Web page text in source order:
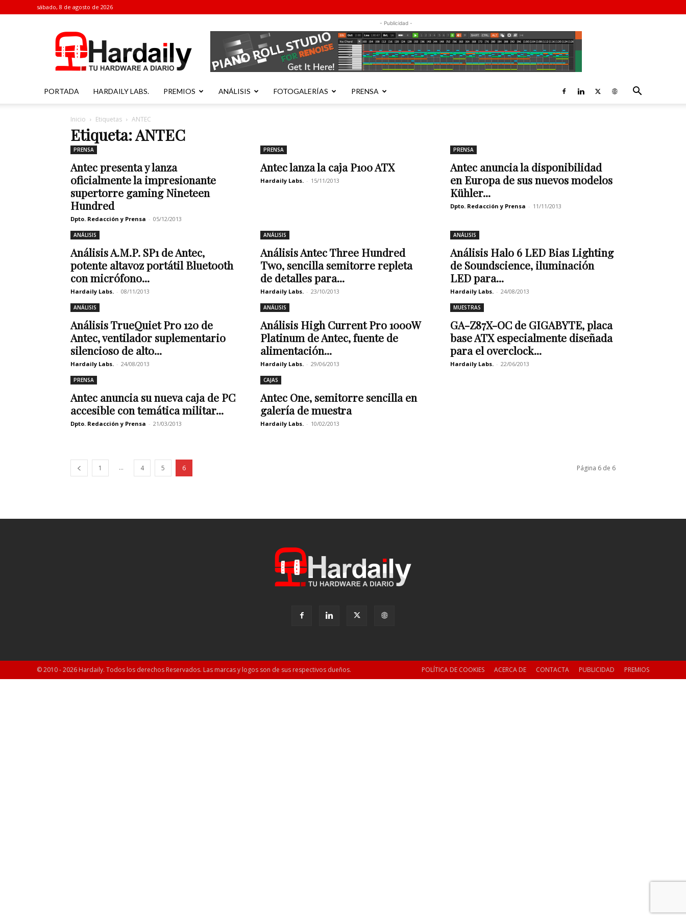
sábado, 8 de agosto de 2026
- Publicidad -
PORTADA HARDAILY LABS. PREMIOS ANÁLISIS FOTOGALERÍAS PRENSA
Inicio Etiquetas ANTEC
Etiqueta: ANTEC
PRENSA
Antec presenta y lanza
oficialmente la impresionante
supertorre gaming Nineteen
Hundred
Dpto. Redacción y Prensa - 05/12/2013
PRENSA
Antec lanza la caja P100 ATX
Hardaily Labs. - 15/11/2013
PRENSA
Antec anuncia la disponibilidad
en Europa de sus nuevos modelos
Kühler...
Dpto. Redacción y Prensa - 11/11/2013
ANÁLISIS
Análisis A.M.P. SP1 de Antec,
potente altavoz portátil Bluetooth
con micrófono...
Hardaily Labs. - 08/11/2013
ANÁLISIS
Análisis Antec Three Hundred
Two, sencilla semitorre repleta
de detalles para...
Hardaily Labs. - 23/10/2013
ANÁLISIS
Análisis Halo 6 LED Bias Lighting
de Soundscience, iluminación
LED para...
Hardaily Labs. - 24/08/2013
ANÁLISIS
Análisis TrueQuiet Pro 120 de
Antec, ventilador suplementario
silencioso de alto...
Hardaily Labs. - 24/08/2013
ANÁLISIS
Análisis High Current Pro 1000W
Platinum de Antec, fuente de
alimentación...
Hardaily Labs. - 29/06/2013
MUESTRAS
GA-Z87X-OC de GIGABYTE, placa
base ATX especialmente diseñada
para el overclock...
Hardaily Labs. - 22/06/2013
PRENSA
Antec anuncia su nueva caja de PC
accesible con temática militar...
Dpto. Redacción y Prensa - 21/03/2013
CAJAS
Antec One, semitorre sencilla en
galería de muestra
Hardaily Labs. - 10/02/2013
1 ... 4 5 6 Página 6 de 6
POLÍTICA DE COOKIES ACERCA DE CONTACTA PUBLICIDAD PREMIOS
© 2010 - 2026 Hardaily. Todos los derechos Reservados. Las marcas y logos son de sus respectivos dueños.